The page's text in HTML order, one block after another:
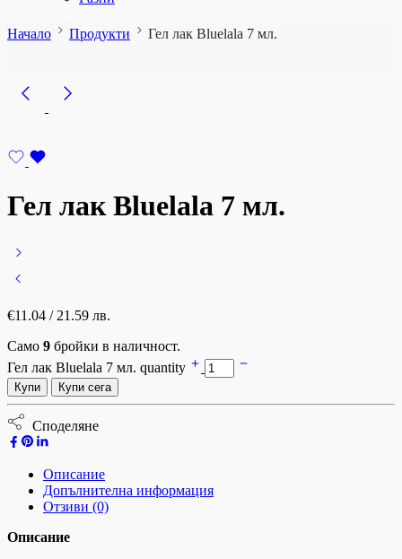
Начало Продукти Гел лак Bluelala 7 мл.
Гел лак Bluelala 7 мл.
€11.04 / 21.59 лв.
Само 9 бройки в наличност.
Гел лак Bluelala 7 мл. quantity
Купи Купи сега
Споделяне
Описание
Допълнителна информация
Отзиви (0)
Описание